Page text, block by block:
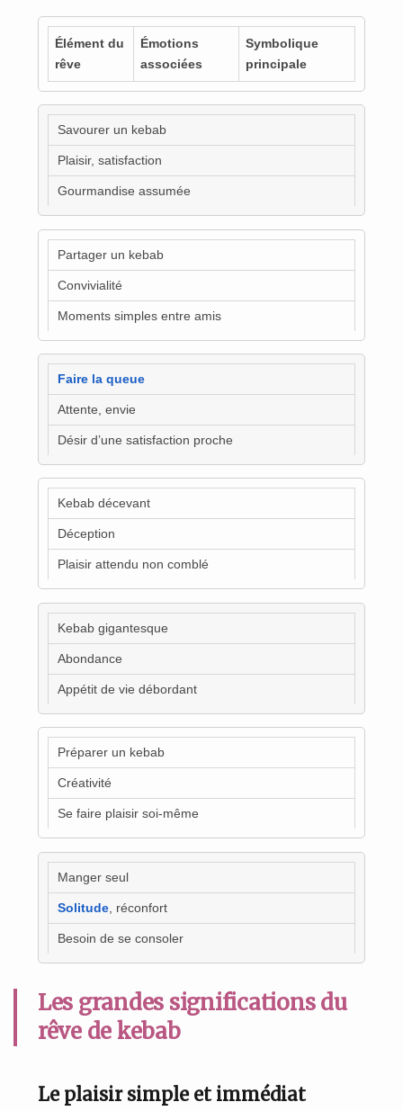
Élément du
rêve
Émotions
associées
Symbolique
principale
Savourer un kebab
Plaisir, satisfaction
Gourmandise assumée
Partager un kebab
Convivialité
Moments simples entre amis
Faire la queue
Attente, envie
Désir d’une satisfaction proche
Kebab décevant
Déception
Plaisir attendu non comblé
Kebab gigantesque
Abondance
Appétit de vie débordant
Préparer un kebab
Créativité
Se faire plaisir soi-même
Manger seul
Solitude, réconfort
Besoin de se consoler
Les grandes significations du
rêve de kebab
Le plaisir simple et immédiat